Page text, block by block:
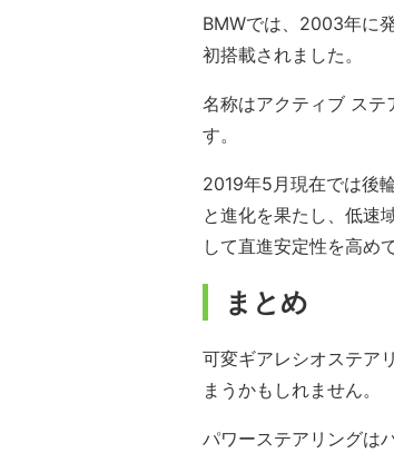
BMWでは、2003年に
初搭載されました。
名称はアクティブ ステ
す。
2019年5月現在では後
と進化を果たし、低速
して直進安定性を高め
まとめ
可変ギアレシオステア
まうかもしれません。
パワーステアリングは